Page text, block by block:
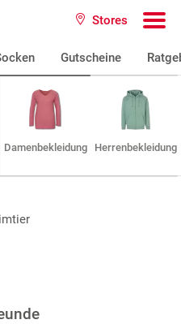
Stores
Gutscheine
Damenbekleidung Herrenbekleidung